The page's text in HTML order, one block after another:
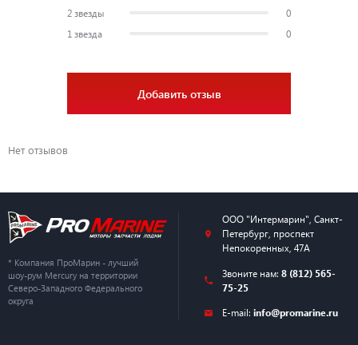
2 звезды
0
1 звезда
0
Добавить отзыв
Нет отзывов
* Компания ПроМарин - лучший
шоу-рум Mercury на территории
Северо-Западного Федерального
округа
ООО "Интермарин" Санкт-
Петербург, проспект
Непокоренных, 47А
Звоните нам: 8 (812) 565-
75-25
E-mail: info@promarine.ru